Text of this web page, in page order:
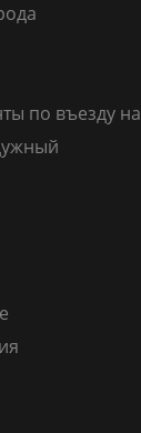
по въезду на